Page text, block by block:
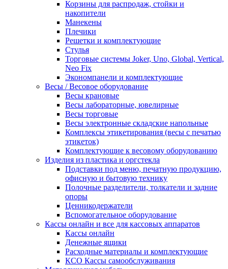
Корзины для распродаж, стойки и
накопители
Манекены
Плечики
Решетки и комплектующие
Стулья
Торговые системы Joker, Uno, Global, Vertical,
Neo Fix
Экономпанели и комплектующие
Весы / Весовое оборудование
Весы крановые
Весы лабораторные, ювелирные
Весы торговые
Весы электронные складские напольные
Комплексы этикетирования (весы с печатью
этикеток)
Комплектующие к весовому оборудованию
Изделия из пластика и оргстекла
Подставки под меню, печатную продукцию,
офисную и бытовую технику
Полочные разделители, толкатели и задние
опоры
Ценникодержатели
Вспомогательное оборудование
Кассы онлайн и все для кассовых аппаратов
Кассы онлайн
Денежные ящики
Расходные материалы и комплектующие
КСО Кассы самообслуживания